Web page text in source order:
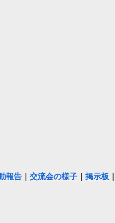
報告 交流会の様子 掲示板